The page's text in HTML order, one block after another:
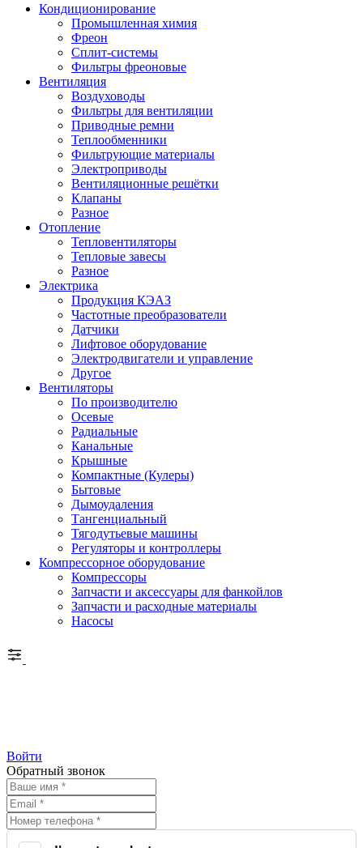
Кондиционирование
Промышленная химия
Фреон
Сплит-системы
Фильтры фреоновые
Вентиляция
Воздуховоды
Фильтры для вентиляции
Приводные ремни
Теплообменники
Фильтрующие материалы
Электроприводы
Вентиляционные решётки
Клапаны
Разное
Отопление
Тепловентиляторы
Тепловые завесы
Разное
Электрика
Продукция КЭАЗ
Частотные преобразователи
Датчики
Лифтовое оборудование
Электродвигатели и управление
Другое
Вентиляторы
По производителю
Осевые
Радиальные
Канальные
Крышные
Компактные (Кулеры)
Бытовые
Дымоудаления
Тангенциальный
Тягодутьевые машины
Регуляторы и контроллеры
Компрессорное оборудование
Компрессоры
Запчасти и аксессуары для фанкойлов
Запчасти и расходные материалы
Насосы
Войти
Обратный звонок